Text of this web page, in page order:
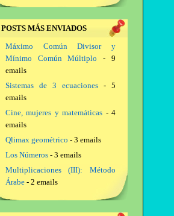
POSTS MÁS ENVIADOS
Máximo Común Divisor y
Mínimo Común Múltiplo - 9
emails
Sistemas de 3 ecuaciones- 5
emails
Cine, mujeres y matemáticas - 4
emails
Qlimax geométrico - 3 emails
Los Números- 3 emails
Multiplicaciones (III): Método
Árabe- 2 emails